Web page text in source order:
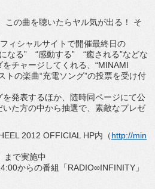
この曲を聴いたらヤル気が出る！ そ
ィシャルサイトで開催最終日の
なる” “感動する” “癒される”などな
チャージしてくれる、“MINAMI
トの楽曲“充電ソング”の投票を受け付
発表するほか、随時同ページにて公
た方の中から抽選で、素敵なプレゼ
2012 OFFICIAL HP内（http://min
で実施中
からの番組「RADIO∞INFINITY」